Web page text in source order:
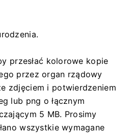
przesłać kolorowe kopie
przez organ rządowy
zdjęciem i potwierdzeniem
lub png o łącznym
5 MB. Prosimy
wszystkie wymagane